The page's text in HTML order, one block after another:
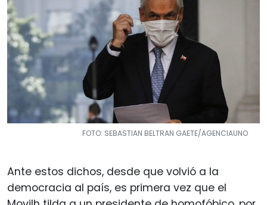
FOTO: SEBASTIAN BELTRAN GAETE/AGENCIAUNO
Ante estos dichos, desde que volvió a la
democracia al país, es primera vez que el